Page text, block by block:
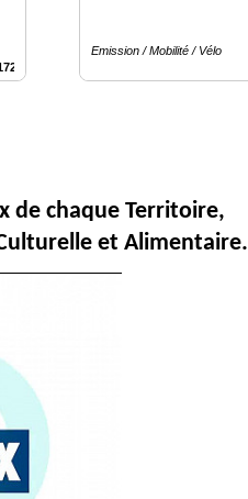
fois
Emission / Mobilité / Vélo
de chaque Territoire,
et Alimentaire.